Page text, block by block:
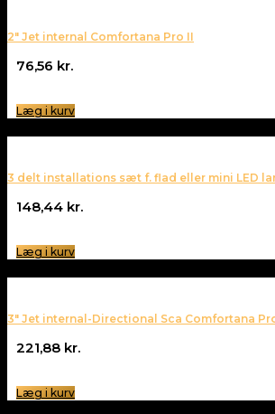
2″ Jet internal Comfortana Pro II
76,56 kr.
Læg i kurv
3 delt installations sæt f. flad eller mini LED
148,44 kr.
Læg i kurv
3″ Jet internal-Directional Sca Comfortana
221,88 kr.
Læg i kurv